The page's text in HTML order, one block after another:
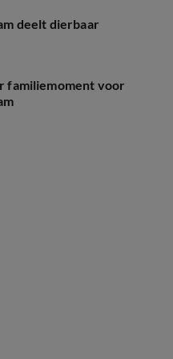
deelt dierbaar
familiemoment voor